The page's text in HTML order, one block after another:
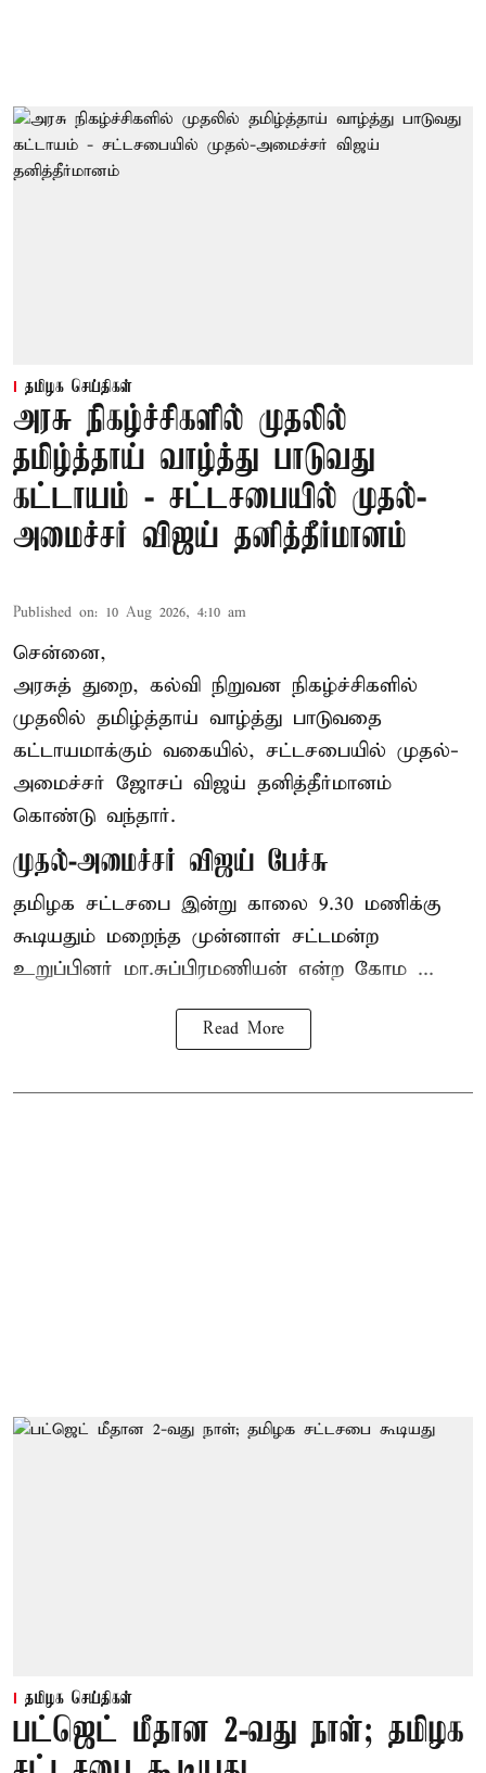
தமிழக செய்திகள்
அரசு நிகழ்ச்சிகளில் முதலில்
தமிழ்த்தாய் வாழ்த்து பாடுவது
கட்டாயம் - சட்டசபையில் முதல்-
அமைச்சர் விஜய் தனித்தீர்மானம்
Published on: 10 Aug 2026, 4:10 am
சென்னை,
அரசுத் துறை, கல்வி நிறுவன நிகழ்ச்சிகளில்
முதலில் தமிழ்த்தாய் வாழ்த்து பாடுவதை
கட்டாயமாக்கும் வகையில், சட்டசபையில் முதல்-
அமைச்சர் ஜோசப் விஜய் தனித்தீர்மானம்
கொண்டு வந்தார்.
முதல்-அமைச்சர் விஜய் பேச்சு
தமிழக சட்டசபை இன்று காலை 9.30 மணிக்கு
கூடியதும் மறைந்த முன்னாள் சட்டமன்ற
உறுப்பினர் மா.சுப்பிரமணியன் என்ற கோம ...
Read More
தமிழக செய்திகள்
பட்ஜெட் மீதான 2-வது நாள்; தமிழக